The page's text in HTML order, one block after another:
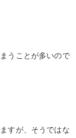
うことが多いので
すが、そうではな